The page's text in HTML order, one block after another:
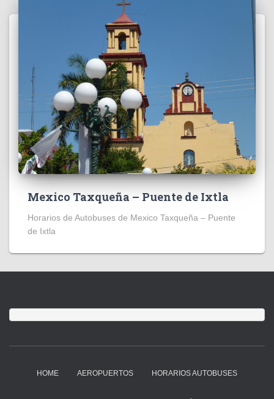
Mexico Taxqueña – Puente de Ixtla
Horarios de Autobuses de Mexico Taxqueña – Puente
de Ixtla
HOME AEROPUERTOS HORARIOS AUTOBUSES